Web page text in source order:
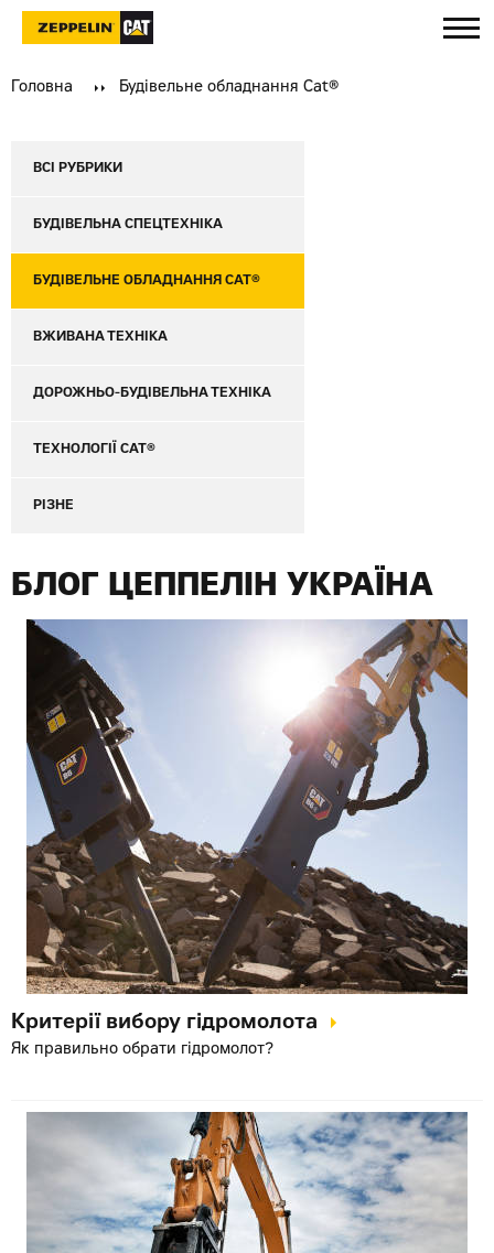
Головна Будівельне обладнання Cat®
ВСІ РУБРИКИ
БУДІВЕЛЬНА СПЕЦТЕХНІКА
БУДІВЕЛЬНЕ ОБЛАДНАННЯ CAT®
ВЖИВАНА ТЕХНІКА
ДОРОЖНЬО-БУДІВЕЛЬНА ТЕХНІКА
ТЕХНОЛОГІЇ CAT®
РІЗНЕ
БЛОГ ЦЕППЕЛІН УКРАЇНА
Критерії вибору гідромолота
Як правильно обрати гідромолот?